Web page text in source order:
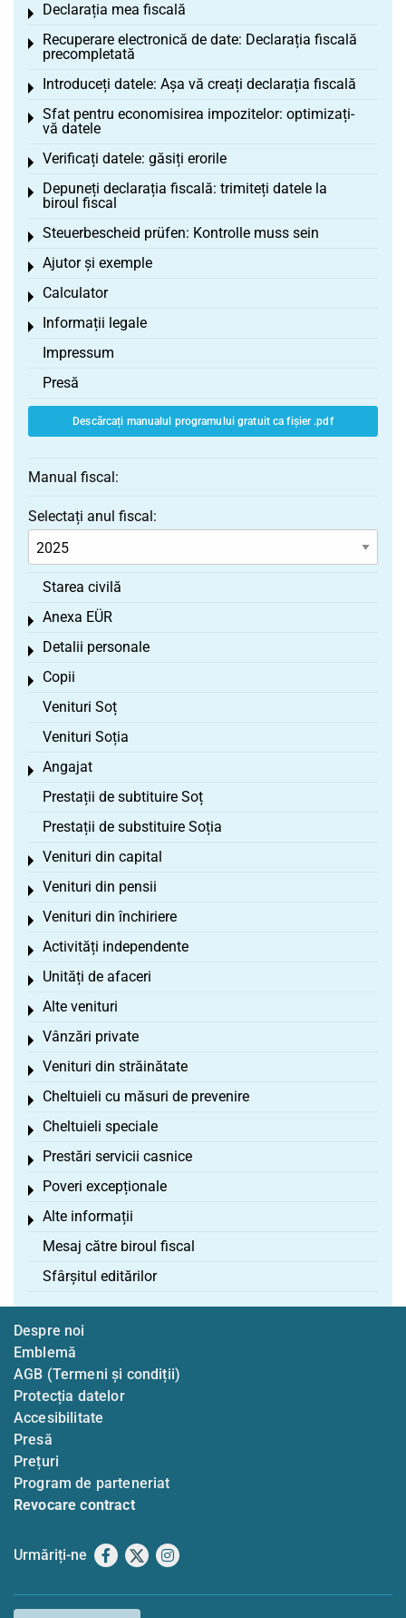
Declarația mea fiscală
Toggle menu
Recuperare electronică de date: Declarația fiscală
precompletată
Toggle menu
Introduceți datele: Așa vă creați declarația fiscală
Toggle menu
Sfat pentru economisirea impozitelor: optimizați-
vă datele
Toggle menu
Verificați datele: găsiți erorile
Toggle menu
Depuneți declarația fiscală: trimiteți datele la
biroul fiscal
Toggle menu
Steuerbescheid prüfen: Kontrolle muss sein
Toggle menu
Ajutor și exemple
Toggle menu
Calculator
Toggle menu
Informații legale
Toggle menu
Impressum
Presă
Descărcați manualul programului gratuit ca fișier .pdf
Manual fiscal:
Selectați anul fiscal:
Starea civilă
Anexa EÜR
Toggle menu
Detalii personale
Toggle menu
Copii
Toggle menu
Venituri Soț
Venituri Soția
Angajat
Toggle menu
Prestații de subtituire Soț
Prestații de substituire Soția
Venituri din capital
Toggle menu
Venituri din pensii
Toggle menu
Venituri din închiriere
Toggle menu
Activități independente
Toggle menu
Unități de afaceri
Toggle menu
Alte venituri
Toggle menu
Vânzări private
Toggle menu
Venituri din străinătate
Toggle menu
Cheltuieli cu măsuri de prevenire
Toggle menu
Cheltuieli speciale
Toggle menu
Prestări servicii casnice
Toggle menu
Poveri excepționale
Toggle menu
Alte informații
Toggle menu
Mesaj către biroul fiscal
Sfârșitul editărilor
Despre noi
Emblemă
AGB (Termeni și condiții)
Protecția datelor
Accesibilitate
Presă
Prețuri
Program de parteneriat
Revocare contract
Urmăriți-ne Facebook
X Instagram